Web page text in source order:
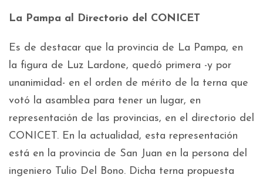
La Pampa al Directorio del CONICET
Es de destacar que la provincia de La Pampa, en
la figura de Luz Lardone, quedó primera -y por
unanimidad- en el orden de mérito de la terna que
votó la asamblea para tener un lugar, en
representación de las provincias, en el directorio del
CONICET. En la actualidad, esta representación
está en la provincia de San Juan en la persona del
ingeniero Tulio Del Bono. Dicha terna propuesta